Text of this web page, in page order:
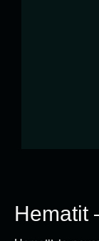
Hematit